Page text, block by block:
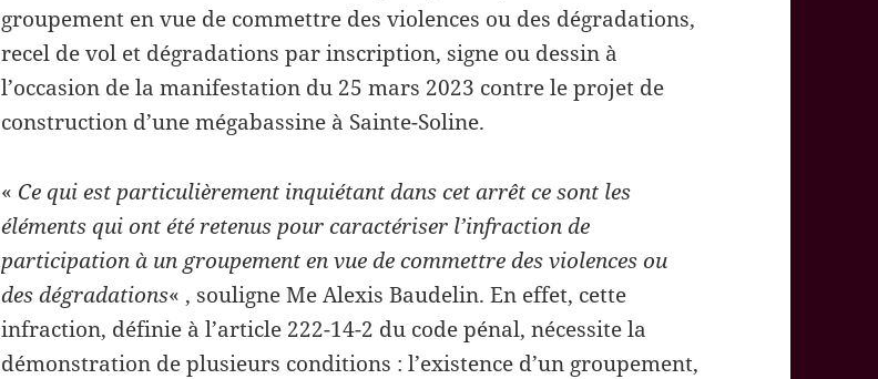
groupement en vue de commettre des violences ou des dégradations,
recel de vol et dégradations par inscription, signe ou dessin à
l’occasion de la manifestation du 25 mars 2023 contre le projet de
construction d’une mégabassine à Sainte-Soline.
« Ce qui est particulièrement inquiétant dans cet arrêt ce sont les
éléments qui ont été retenus pour caractériser l’infraction de
participation à un groupement en vue de commettre des violences ou
des dégradations« , souligne Me Alexis Baudelin. En effet, cette
infraction, définie à l’article 222-14-2 du code pénal, nécessite la
démonstration de plusieurs conditions : l’existence d’un groupement,